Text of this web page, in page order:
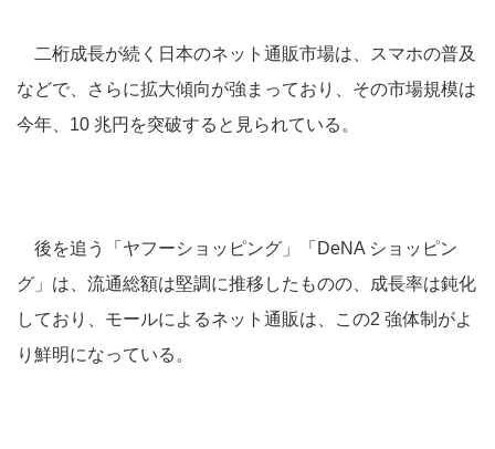
二桁成長が続く日本のネット通販市場は、スマホの普及
などで、さらに拡大傾向が強まっており、その市場規模は
今年、10 兆円を突破すると見られている。
後を追う「ヤフーショッピング」「DeNA ショッピン
グ」は、流通総額は堅調に推移したものの、成長率は鈍化
しており、モールによるネット通販は、この2 強体制がよ
り鮮明になっている。